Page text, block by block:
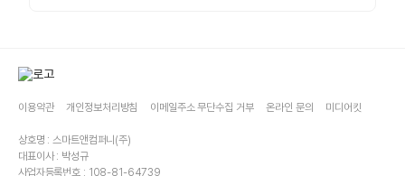
이용약관 개인정보처리방침 이메일주소 무단수집 거부 온라인 문의 미디어킷
상호명 : 스마트앤컴퍼니(주)
대표이사 : 박성규
사업자등록번호 : 108-81-64739